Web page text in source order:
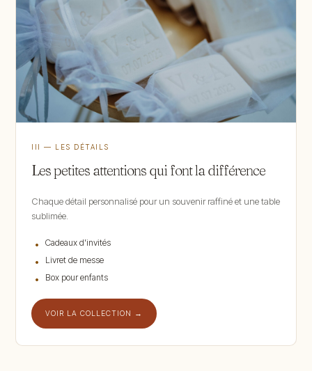
III — LES DÉTAILS
Les petites attentions qui font la différence
Chaque détail personnalisé pour un souvenir raffiné et une table
sublimée.
Cadeaux d'invités
Livret de messe
Box pour enfants
VOIR LA COLLECTION →